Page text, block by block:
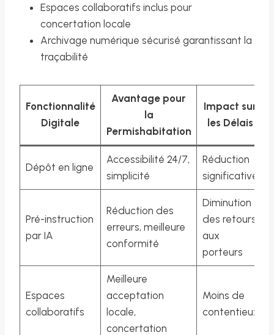
Espaces collaboratifs inclus pour
concertation locale
Archivage numérique sécurisé garantissant la
traçabilité
Fonctionnalité
Digitale
Avantage pour
la
Permishabitation
Impact sur
les Délais
Dépôt en ligne
Accessibilité 24/7,
simplicité
Réduction
significative
Pré-instruction
par IA
Réduction des
erreurs, meilleure
conformité
Diminution
des retours
aux
porteurs
Espaces
collaboratifs
Meilleure
acceptation
locale,
concertation
Moins de
contentieux